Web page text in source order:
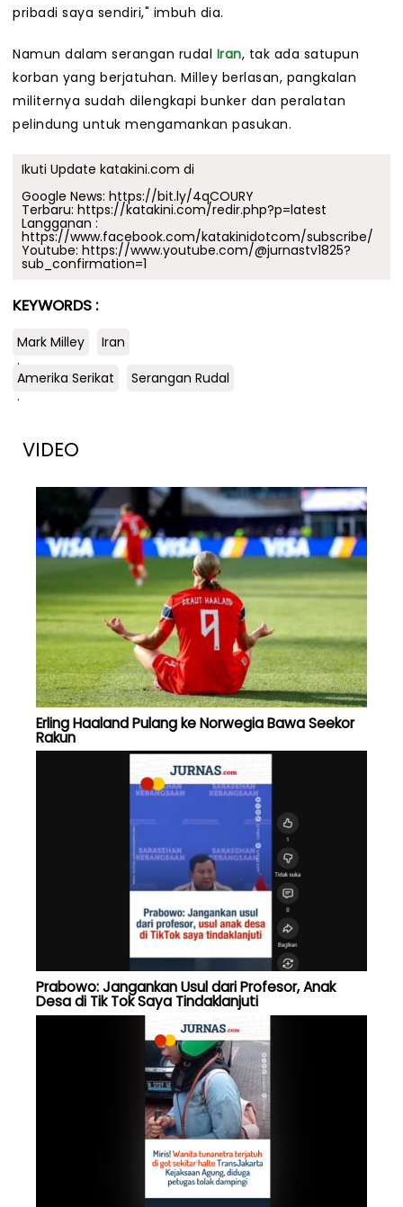
pribadi saya sendiri," imbuh dia.
Namun dalam serangan rudal Iran, tak ada satupun
korban yang berjatuhan. Milley berlasan, pangkalan
militernya sudah dilengkapi bunker dan peralatan
pelindung untuk mengamankan pasukan.
Ikuti Update katakini.com di
Google News: https://bit.ly/4qCOURY
Terbaru: https://katakini.com/redir.php?p=latest
Langganan :
https://www.facebook.com/katakinidotcom/subscribe/
Youtube: https://www.youtube.com/@jurnastv1825?
sub_confirmation=1
KEYWORDS :
Mark Milley
Iran
.
Amerika Serikat
Serangan Rudal
.
VIDEO
Erling Haaland Pulang ke Norwegia Bawa Seekor
Rakun
Prabowo: Jangankan Usul dari Profesor, Anak
Desa di Tik Tok Saya Tindaklanjuti